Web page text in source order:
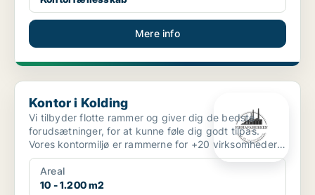
Mere info
Kontor i Kolding
Kontor i Kolding
Vi tilbyder flotte rammer og giver dig de bedste
forudsætninger, for at kunne føle dig godt tilpas.
Vores kontormiljø er rammerne for +20 virksomheder
id...
Areal
10 - 1.200 m2